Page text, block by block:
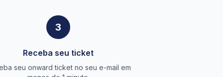
3
Receba seu ticket
seu onward ticket no seu e-mail em